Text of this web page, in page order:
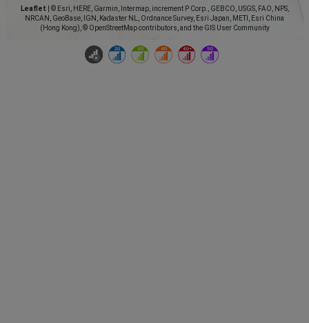
Leaflet
© Esri, HERE, Garmin, Intermap, increment P Corp., GEBCO, USGS, FAO, NPS,
NRCAN, GeoBase, IGN, Kadaster NL, Ordnance Survey, Esri Japan, METI, Esri China
(Hong Kong), © OpenStreetMap contributors, and the GIS User Community